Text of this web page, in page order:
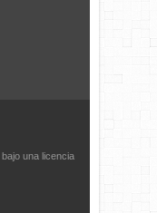
bajo una licencia